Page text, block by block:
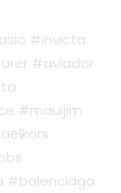
#invicta
#aviador
#mauijim
#balenciaga